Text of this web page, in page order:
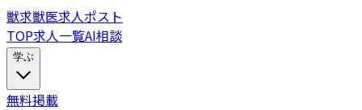
獣求獣医求人ポスト
TOP求人一覧AI相談
学ぶ
無料掲載